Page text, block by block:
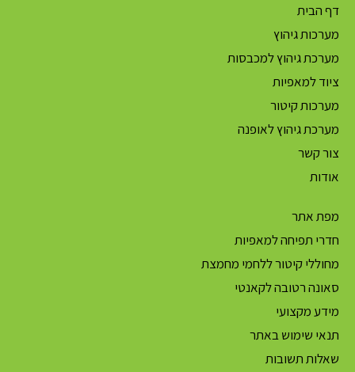
דף הבית
מערכות גיהוץ
מערכת גיהוץ למכבסות
ציוד למאפיות
מערכות קיטור
מערכת גיהוץ לאופנה
צור קשר
אודות
מפת אתר
חדרי תפיחה למאפיות
מחוללי קיטור ללחמי מחמצת
סאונה רטובה לקאנטי
מידע מקצועי
תנאי שימוש באתר
שאלות תשובות